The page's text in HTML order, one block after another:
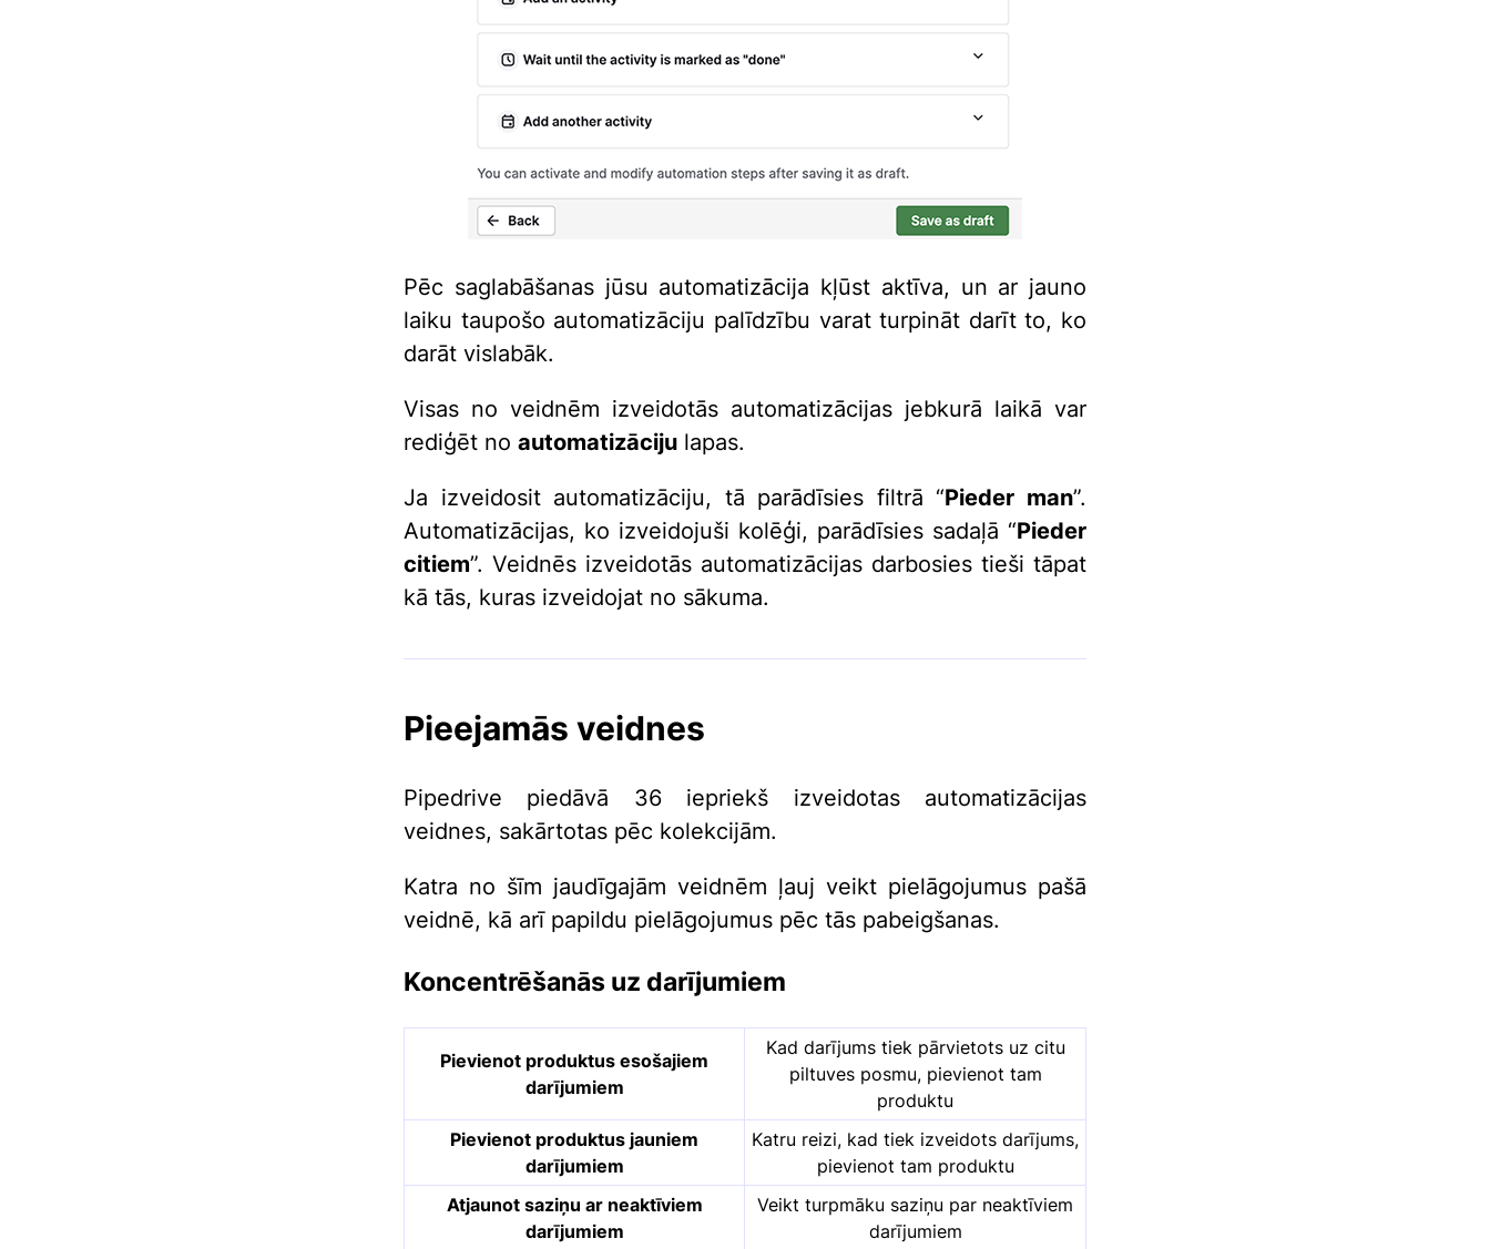
Pēc saglabāšanas jūsu automatizācija kļūst aktīva, un ar jauno
laiku taupošo automatizāciju palīdzību varat turpināt darīt to, ko
darāt vislabāk.
Visas no veidnēm izveidotās automatizācijas jebkurā laikā var
rediģēt no automatizāciju lapas.
Ja izveidosit automatizāciju, tā parādīsies filtrā “Pieder man”.
Automatizācijas, ko izveidojuši kolēģi, parādīsies sadaļā “Pieder
citiem”. Veidnēs izveidotās automatizācijas darbosies tieši tāpat
kā tās, kuras izveidojat no sākuma.
Pieejamās veidnes
Pipedrive piedāvā 36 iepriekš izveidotas automatizācijas
veidnes, sakārtotas pēc kolekcijām.
Katra no šīm jaudīgajām veidnēm ļauj veikt pielāgojumus pašā
veidnē, kā arī papildu pielāgojumus pēc tās pabeigšanas.
Koncentrēšanās uz darījumiem
Pievienot produktus esošajiem
darījumiem
Kad darījums tiek pārvietots uz citu
piltuves posmu, pievienot tam
produktu
Pievienot produktus jauniem
darījumiem
Katru reizi, kad tiek izveidots darījums,
pievienot tam produktu
Atjaunot saziņu ar neaktīviem
darījumiem
Veikt turpmāku saziņu par neaktīviem
darījumiem